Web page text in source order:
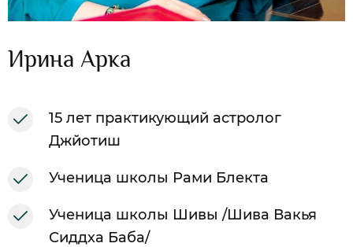
Ирина Арка
15 лет практикующий астролог
Джйотиш
Ученица школы Рами Блекта
Ученица школы Шивы /Шива Вакья
Сиддха Баба/